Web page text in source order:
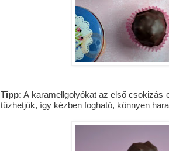
Tipp: A karamellgolyókat az első csokizás
tűzhetjük, így kézben fogható, könnyen